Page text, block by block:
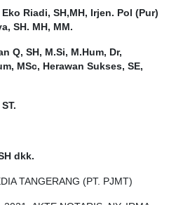
Eko Riadi, SH,MH, Irjen. Pol (Pur)
SH. MH, MM.
Q, SH, M.Si, M.Hum, Dr,
MSc, Herawan Sukses, SE,
dkk.
TANGERANG (PT. PJMT)